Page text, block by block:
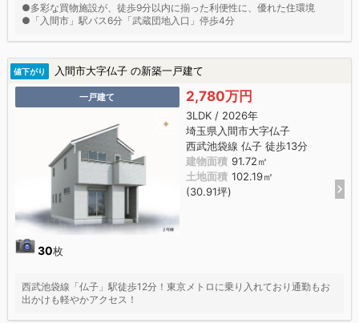
●多彩な買物施設が、徒歩9分以内に揃った利便性に、優れた住環境
●「入間市」駅バス6分「武蔵団地入口」停歩4分
値下がり 入間市大字仏子 の新築一戸建て
一戸建て
30枚
2,780万円
3LDK / 2026年
埼玉県入間市大字仏子
西武池袋線 仏子 徒歩13分
建物面積 91.72㎡
土地面積 102.19㎡
(30.91坪)
西武池袋線「仏子」駅徒歩12分！東京メトロに乗り入れており通勤もお
出かけも軽やかアクセス！